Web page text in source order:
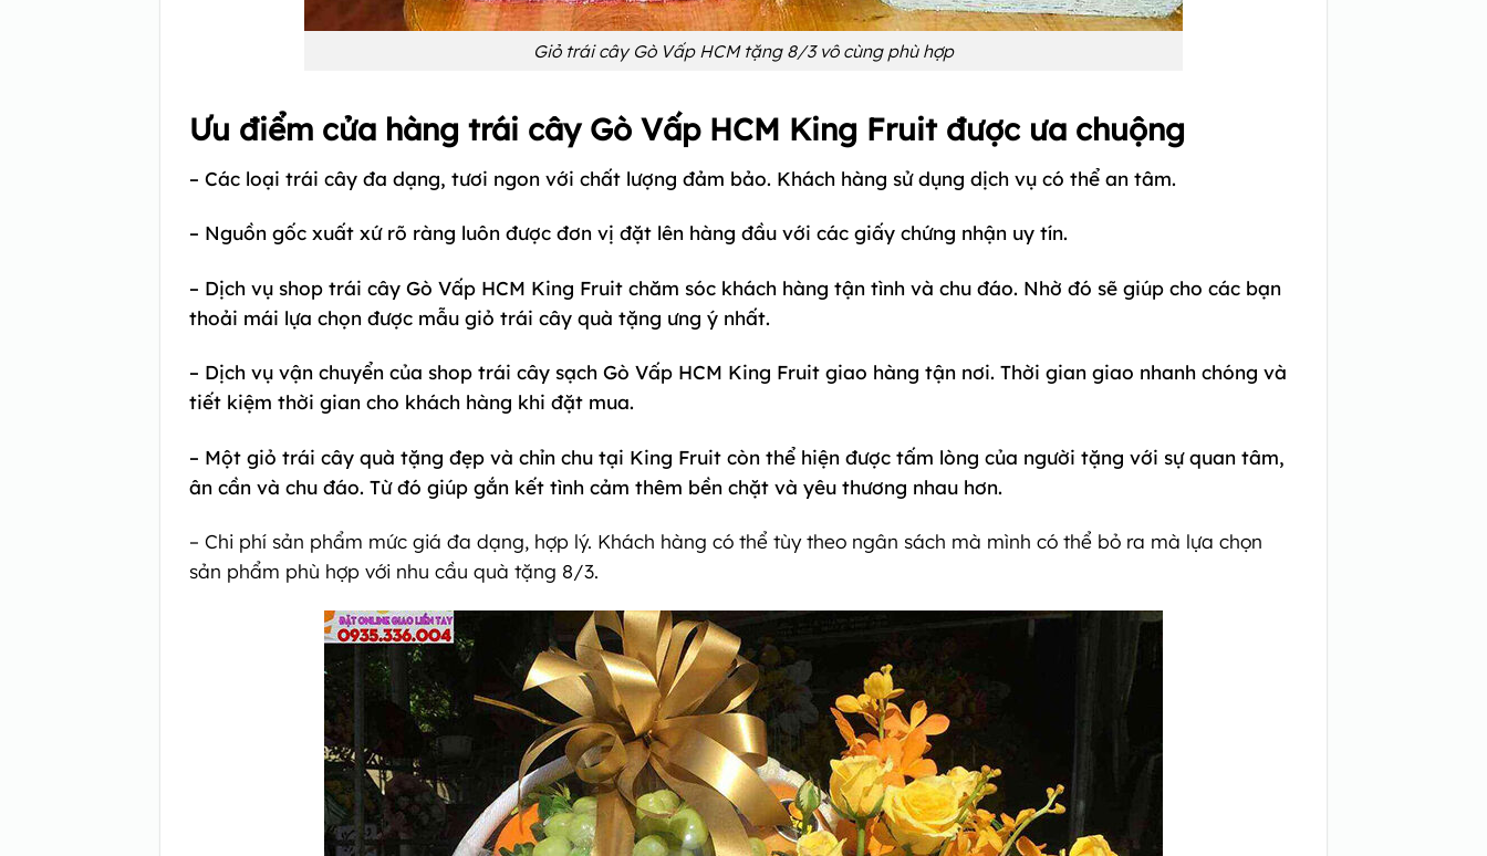
Giỏ trái cây Gò Vấp HCM tặng 8/3 vô cùng phù hợp
Ưu điểm cửa hàng trái cây Gò Vấp HCM King Fruit được ưa chuộng
– Các loại trái cây đa dạng, tươi ngon với chất lượng đảm bảo. Khách hàng sử dụng dịch vụ có thể an tâm.
– Nguồn gốc xuất xứ rõ ràng luôn được đơn vị đặt lên hàng đầu với các giấy chứng nhận uy tín.
– Dịch vụ shop trái cây Gò Vấp HCM King Fruit chăm sóc khách hàng tận tình và chu đáo. Nhờ đó sẽ giúp cho các bạn
thoải mái lựa chọn được mẫu giỏ trái cây quà tặng ưng ý nhất.
– Dịch vụ vận chuyển của shop trái cây sạch Gò Vấp HCM King Fruit giao hàng tận nơi. Thời gian giao nhanh chóng và
tiết kiệm thời gian cho khách hàng khi đặt mua.
– Một giỏ trái cây quà tặng đẹp và chỉn chu tại King Fruit còn thể hiện được tấm lòng của người tặng với sự quan tâm,
ân cần và chu đáo. Từ đó giúp gắn kết tình cảm thêm bền chặt và yêu thương nhau hơn.
– Chi phí sản phẩm mức giá đa dạng, hợp lý. Khách hàng có thể tùy theo ngân sách mà mình có thể bỏ ra mà lựa chọn
sản phẩm phù hợp với nhu cầu quà tặng 8/3.